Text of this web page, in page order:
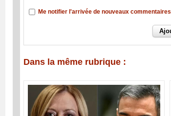
Me notifier l'arrivée de nouveaux commentaires
Dans la même rubrique :